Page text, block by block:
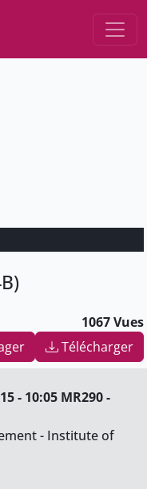
1067 Vues
Télécharger
- 10:05 MR290 -
- Institute of